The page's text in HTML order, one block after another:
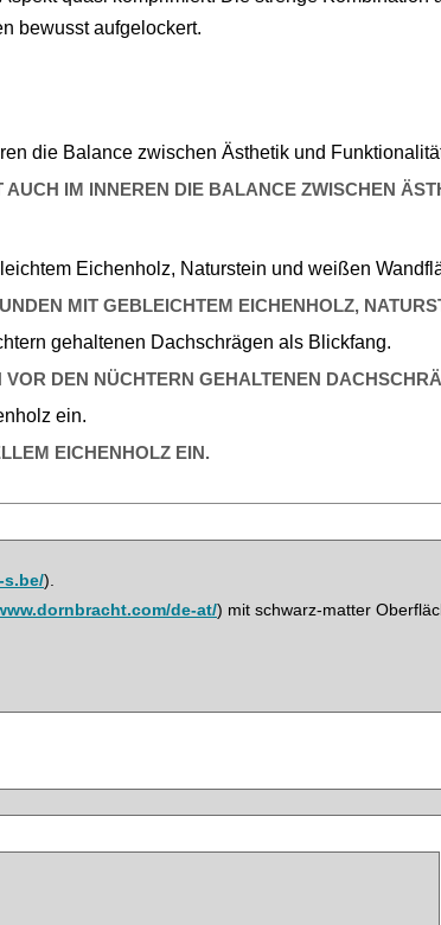
bewusst aufgelockert.
IM INNEREN DIE BALANCE ZWISCHEN
MIT GEBLEICHTEM EICHENHOLZ,
DEN NÜCHTERN GEHALTENEN
EICHENHOLZ EIN.
s.be/).
de-at/) mit schwarz-matter